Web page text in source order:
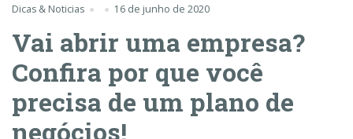
Dicas & Noticias 16 de junho de 2020
Vai abrir uma empresa?
Confira por que você
precisa de um plano de
negócios!